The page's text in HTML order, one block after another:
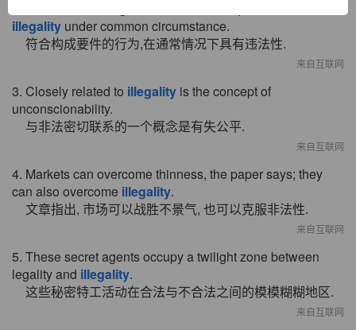
illegality under common circumstance.
符合构成要件的行为,在通常情况下具有违法性.
来自互联网
3. Closely related to illegality is the concept of
unconscionability.
与非法密切联系的一个概念是有失公平.
来自互联网
4. Markets can overcome thinness, the paper says; they
can also overcome illegality.
文章指出, 市场可以战胜不景气, 也可以克服非法性.
来自互联网
5. These secret agents occupy a twilight zone between
legality and illegality.
这些秘密特工活动在合法与不合法之间的模模糊糊地区.
来自互联网